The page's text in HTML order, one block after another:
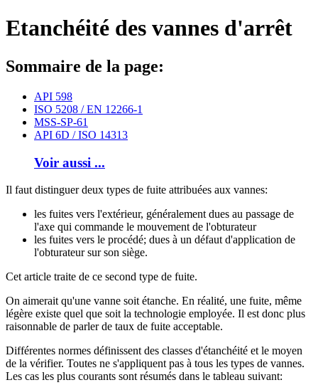
Etanchéité des vannes d'arrêt
Sommaire de la page:
API 598
ISO 5208 / EN 12266-1
MSS-SP-61
API 6D / ISO 14313
Voir aussi ...
Il faut distinguer deux types de fuite attribuées aux vannes:
les fuites vers l'extérieur, généralement dues au passage de
l'axe qui commande le mouvement de l'obturateur
les fuites vers le procédé; dues à un défaut d'application de
l'obturateur sur son siège.
Cet article traite de ce second type de fuite.
On aimerait qu'une vanne soit étanche. En réalité, une fuite, même
légère existe quel que soit la technologie employée. Il est donc plus
raisonnable de parler de taux de fuite acceptable.
Différentes normes définissent des classes d'étanchéité et le moyen
de la vérifier. Toutes ne s'appliquent pas à tous les types de vannes.
Les cas les plus courants sont résumés dans le tableau suivant: